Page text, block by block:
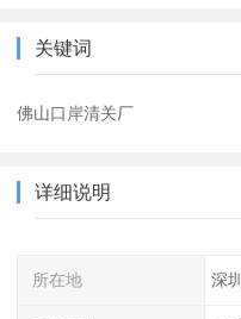
关键词
佛山口岸清关厂
详细说明
所在地 深圳